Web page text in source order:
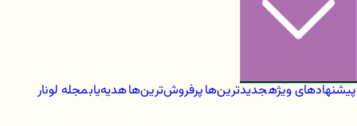
پیشنهادهای ویژهجدیدترین‌هاپرفروش‌ترین‌هاهدیه‌یابمجله لونار